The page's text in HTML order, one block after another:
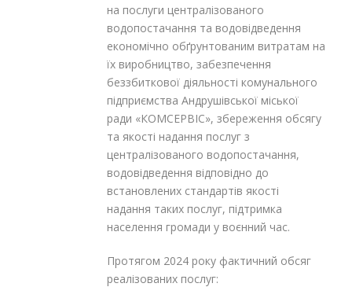
на послуги централізованого
водопостачання та водовідведення
економічно обґрунтованим витратам на
їх виробництво, забезпечення
беззбиткової діяльності комунального
підприємства Андрушівської міської
ради «КОМСЕРВІС», збереження обсягу
та якості надання послуг з
централізованого водопостачання,
водовідведення відповідно до
встановлених стандартів якості
надання таких послуг, підтримка
населення громади у воєнний час.
Протягом 2024 року фактичний обсяг
реалізованих послуг: